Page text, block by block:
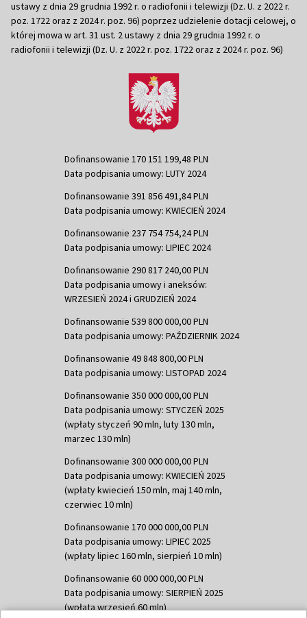
ustawy z dnia 29 grudnia 1992 r. o radiofonii i telewizji (Dz. U. z 2022 r.
poz. 1722 oraz z 2024 r. poz. 96) poprzez udzielenie dotacji celowej, o
której mowa w art. 31 ust. 2 ustawy z dnia 29 grudnia 1992 r. o
radiofonii i telewizji (Dz. U. z 2022 r. poz. 1722 oraz z 2024 r. poz. 96)
Dofinansowanie 170 151 199,48 PLN
Data podpisania umowy: LUTY 2024
Dofinansowanie 391 856 491,84 PLN
Data podpisania umowy: KWIECIEŃ 2024
Dofinansowanie 237 754 754,24 PLN
Data podpisania umowy: LIPIEC 2024
Dofinansowanie 290 817 240,00 PLN
Data podpisania umowy i aneksów:
WRZESIEŃ 2024 i GRUDZIEŃ 2024
Dofinansowanie 539 800 000,00 PLN
Data podpisania umowy: PAŹDZIERNIK 2024
Dofinansowanie 49 848 800,00 PLN
Data podpisania umowy: LISTOPAD 2024
Dofinansowanie 350 000 000,00 PLN
Data podpisania umowy: STYCZEŃ 2025
(wpłaty styczeń 90 mln, luty 130 mln,
marzec 130 mln)
Dofinansowanie 300 000 000,00 PLN
Data podpisania umowy: KWIECIEŃ 2025
(wpłaty kwiecień 150 mln, maj 140 mln,
czerwiec 10 mln)
Dofinansowanie 170 000 000,00 PLN
Data podpisania umowy: LIPIEC 2025
(wpłaty lipiec 160 mln, sierpień 10 mln)
Dofinansowanie 60 000 000,00 PLN
Data podpisania umowy: SIERPIEŃ 2025
(wpłata wrzesień 60 mln)